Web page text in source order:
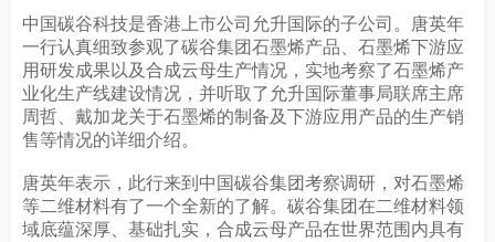
中国碳谷科技是香港上市公司允升国际的子公司。唐英年
一行认真细致参观了碳谷集团石墨烯产品、石墨烯下游应
用研发成果以及合成云母生产情况，实地考察了石墨烯产
业化生产线建设情况，并听取了允升国际董事局联席主席
周哲、戴加龙关于石墨烯的制备及下游应用产品的生产销
售等情况的详细介绍。
唐英年表示，此行来到中国碳谷集团考察调研，对石墨烯
等二维材料有了一个全新的了解。碳谷集团在二维材料领
域底蕴深厚、基础扎实，合成云母产品在世界范围内具有